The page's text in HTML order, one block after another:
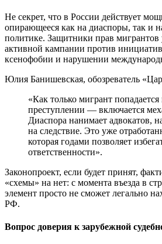
Не секрет, что в России действует
опирающееся как на диаспоры, так и
политике. Защитники прав мигрантов
активной кампании против
ксенофобии и нарушении
Юлия Банишевская, обозреватель
«Как только мигрант
преступлении — включается
Диаспора нанимает адвокатов,
на следствие. Это уже
которая годами позволяет
ответственности».
Законопроект, если будет принят,
«схемы» на нет: с момента въезда в
элемент просто не сможет легально
РФ.
Вопрос доверия к зарубежной